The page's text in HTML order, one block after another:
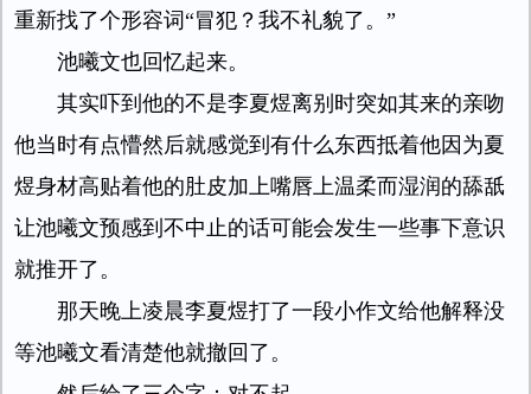
重新找了个形容词“冒犯？我不礼貌了。”
池曦文也回忆起来。
其实吓到他的不是李夏煜离别时突如其来的亲吻
他当时有点懵然后就感觉到有什么东西抵着他因为夏
煜身材高贴着他的肚皮加上嘴唇上温柔而湿润的舔舐
让池曦文预感到不中止的话可能会发生一些事下意识
就推开了。
那天晚上凌晨李夏煜打了一段小作文给他解释没
等池曦文看清楚他就撤回了。